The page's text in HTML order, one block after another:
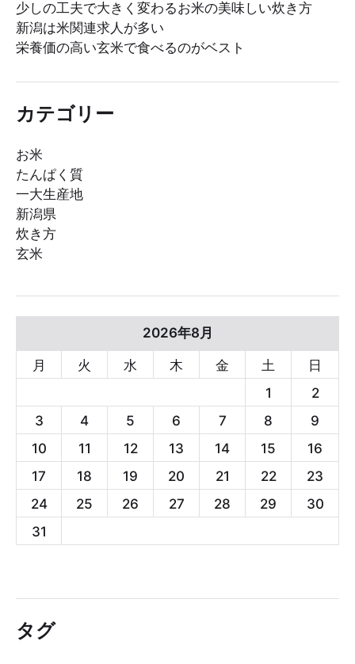
少しの工夫で大きく変わるお米の美味しい炊き方
新潟は米関連求人が多い
栄養価の高い玄米で食べるのがベスト
カテゴリー
お米
たんぱく質
一大生産地
新潟県
炊き方
玄米
2026年8月
月 火 水 木 金 土
日
1
2
3
4 5 6 7 8
9
10
11 12 13 14 15
16
17
18 19 20 21 22
23
24
25 26 27 28 29
30
31
タグ